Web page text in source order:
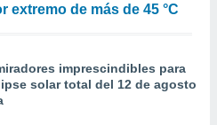
extremo de más de 45 °C
imprescindibles para
solar total del 12 de agosto